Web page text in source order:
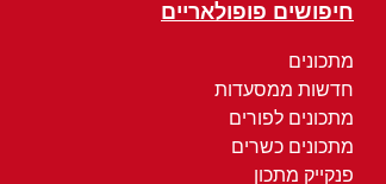
חיפושים פופולאריים
מתכונים
חדשות ממסעדות
מתכונים לפורים
מתכונים כשרים
פנקייק מתכון